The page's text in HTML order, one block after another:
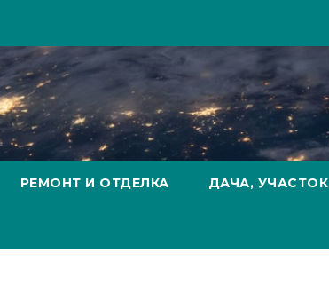
РЕМОНТ И ОТДЕЛКА ДАЧА, УЧАСТОК